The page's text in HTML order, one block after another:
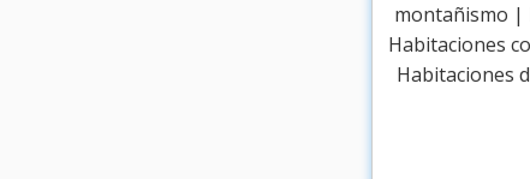
montañismo |
Habitaciones
Habitaciones